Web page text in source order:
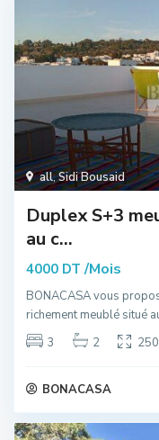
all,Sidi Bousaid
Duplex S+3
au c...
4000 DT/Mois
BONACASA vous
richement meublé situé
3
2
BONACASA